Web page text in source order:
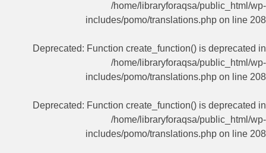
/home/libraryforaqsa/public_html/wp-
includes/pomo/translations.php on line 208
Deprecated: Function create_function() is deprecated in
/home/libraryforaqsa/public_html/wp-
includes/pomo/translations.php on line 208
Deprecated: Function create_function() is deprecated in
/home/libraryforaqsa/public_html/wp-
includes/pomo/translations.php on line 208